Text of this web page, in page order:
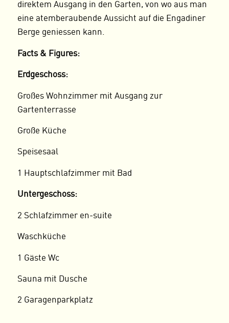
direktem Ausgang in den Garten, von wo aus man
eine atemberaubende Aussicht auf die Engadiner
Berge geniessen kann.
Facts & Figures:
Erdgeschoss:
Großes Wohnzimmer mit Ausgang zur
Gartenterrasse
Große Küche
Speisesaal
1 Hauptschlafzimmer mit Bad
Untergeschoss:
2 Schlafzimmer en-suite
Waschküche
1 Gäste Wc
Sauna mit Dusche
2 Garagenparkplatz